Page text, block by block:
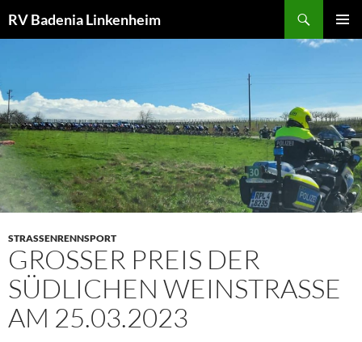
Inhalt
RV Badenia Linkenheim
STRASSENRENNSPORT
GROSSER PREIS DER S
ÜDLICHEN WEINSTRASSE AM
25.03.2023